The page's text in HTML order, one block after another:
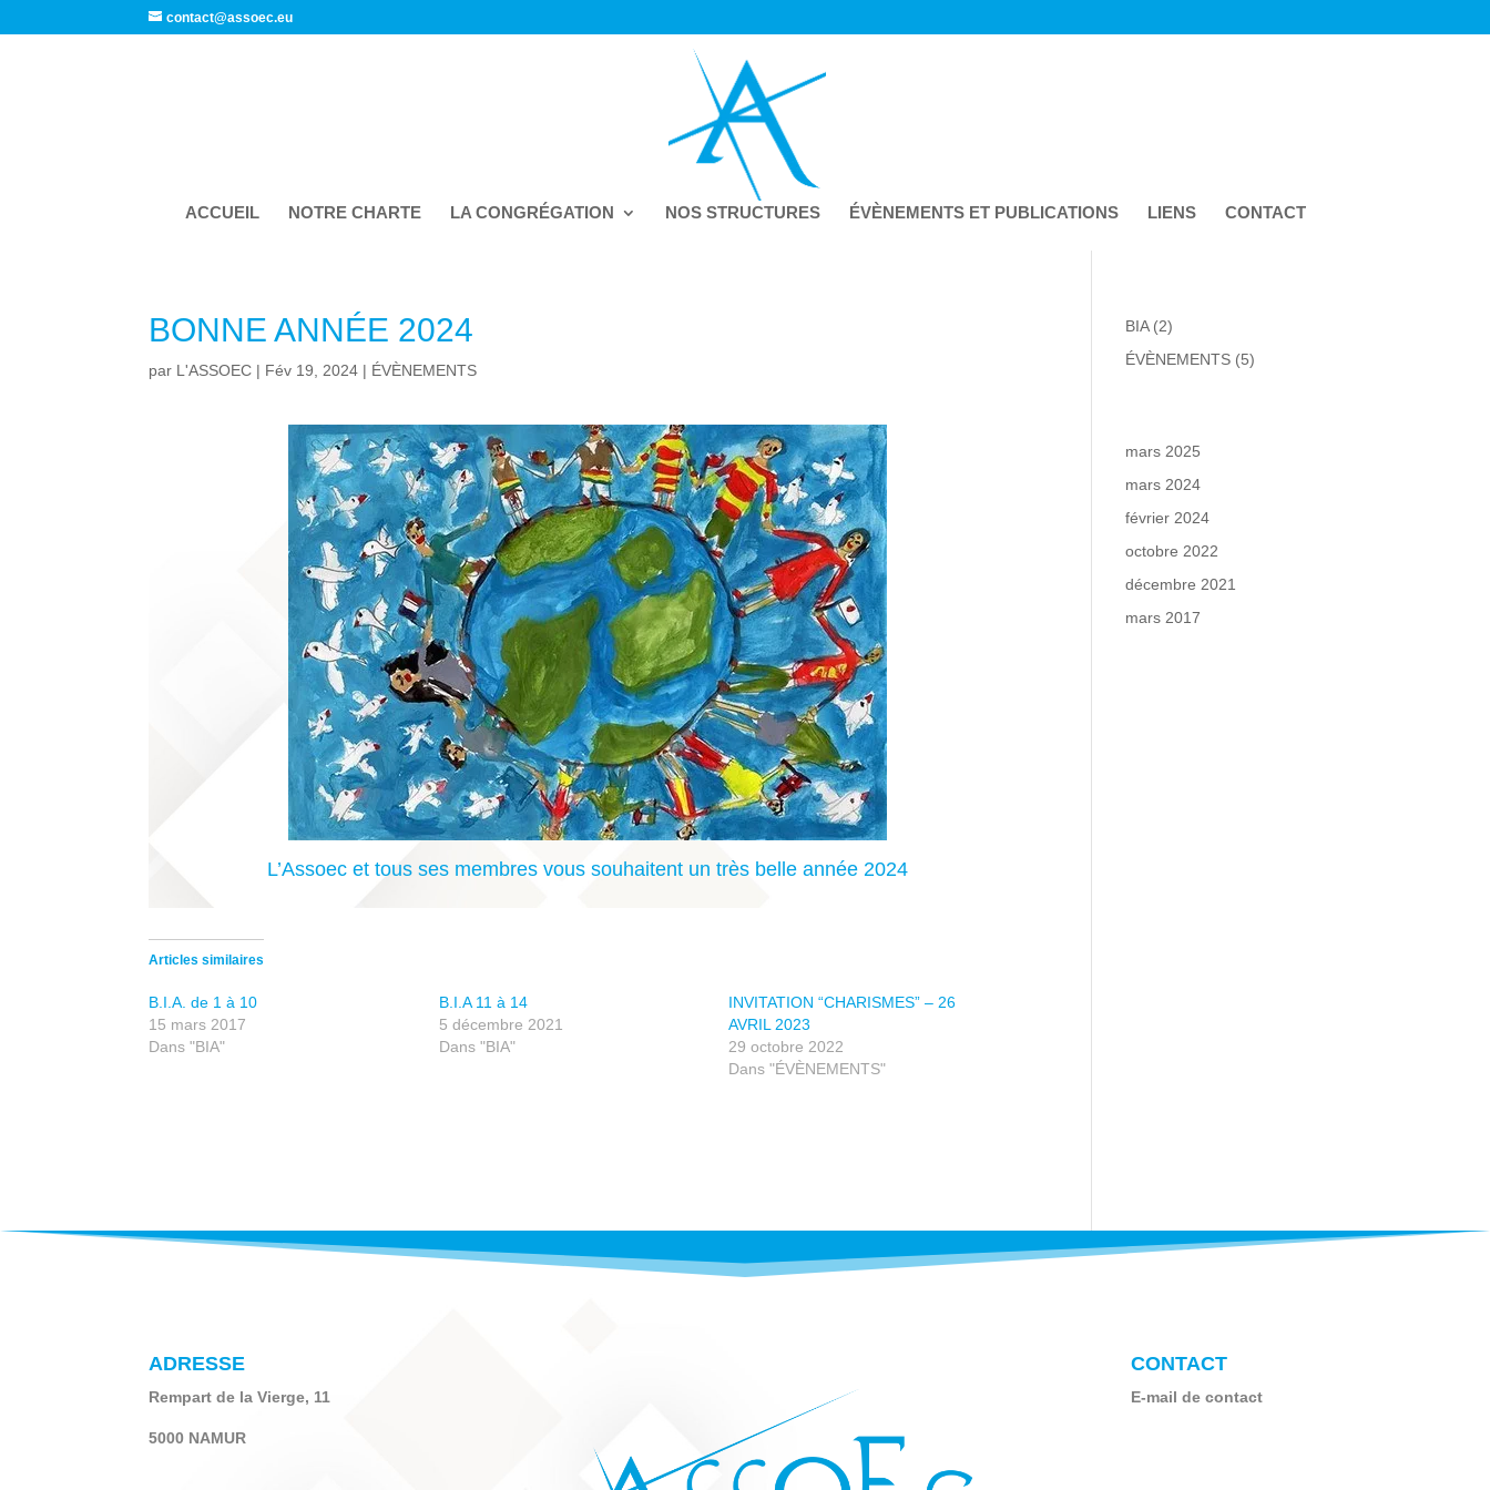
contact@assoec.eu
ACCUEIL NOTRE CHARTE LA CONGRÉGATION NOS STRUCTURES ÉVÈNEMENTS ET PUBLICATIONS LIENS CONTACT
BONNE ANNÉE 2024
par L'ASSOEC | Fév 19, 2024 | ÉVÈNEMENTS
L’Assoec et tous ses membres vous souhaitent un très belle année 2024
Articles similaires
B.I.A. de 1 à 10
15 mars 2017
Dans "BIA"
B.I.A 11 à 14
5 décembre 2021
Dans "BIA"
INVITATION “CHARISMES” – 26
AVRIL 2023
29 octobre 2022
Dans "ÉVÈNEMENTS"
BIA(2)
ÉVÈNEMENTS (5)
mars 2025
mars 2024
février 2024
octobre 2022
décembre 2021
mars 2017
ADRESSE
Rempart de la Vierge, 11
5000 NAMUR
CONTACT
E-mail de contact